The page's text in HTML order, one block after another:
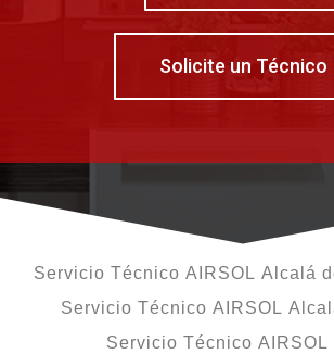
Solicite un Técnico
Servicio Técnico AIRSOL Alcalá
Servicio Técnico AIRSOL
Servicio Técnico AIRSOL